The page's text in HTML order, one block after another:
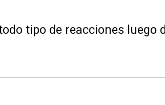
tipo de reacciones luego